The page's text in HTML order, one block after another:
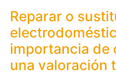
Reparar o
importancia de
una valoración